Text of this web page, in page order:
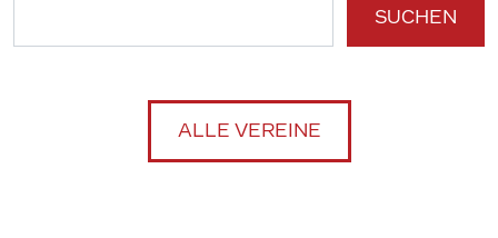
SUCHEN
ALLE VEREINE